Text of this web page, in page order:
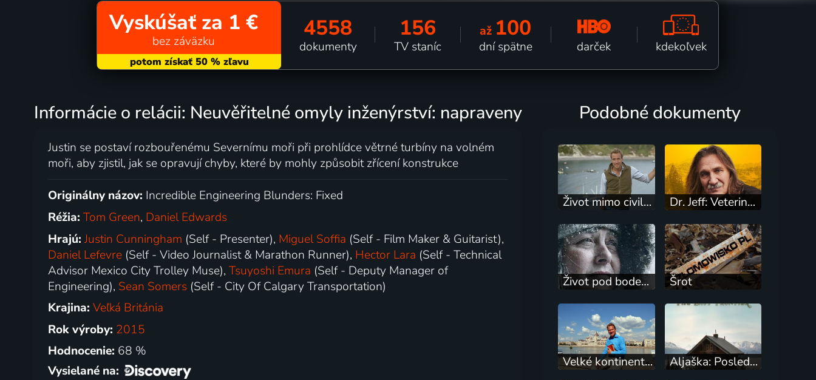
Vyskúšať za 1 €
bez záväzku 4558
dokumenty
156
TV staníc
až 100
dní spätne darček kdekoľvek
Informácie o relácii: Neuvěřitelné omyly inženýrství: napraveny
Justin se postaví rozbouřenému Severnímu moři při prohlídce větrné turbíny na volném
moři, aby zjistil, jak se opravují chyby, které by mohly způsobit zřícení konstrukce
Originálny názov: Incredible Engineering Blunders: Fixed
Réžia:Tom Green, Daniel Edwards
Hrajú:Justin Cunningham (Self - Presenter), Miguel Soffia (Self - Film Maker & Guitarist),
Daniel Lefevre (Self - Video Journalist & Marathon Runner), Hector Lara (Self - Technical
Advisor Mexico City Trolley Muse),Tsuyoshi Emura (Self - Deputy Manager of
Engineering), Sean Somers (Self - City Of Calgary Transportation)
Krajina:Veľká Británia
Rok výroby: 2015
Hodnocenie: 68 %
Vysielané na:
Podobné dokumenty
Život mimo civilizace s Benem Foglem Dr. Jeff: Veterinář ze Skalnatých hor
Život pod bodem mrazu Šrot
Velké kontinentální cesty po železnici Aljaška: Poslední hranice